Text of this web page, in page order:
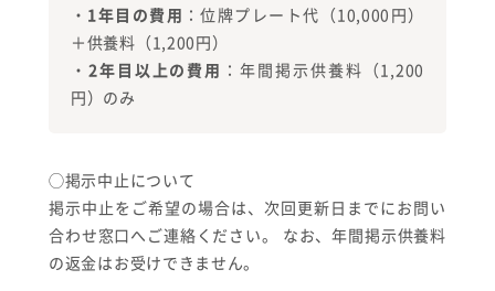
・ 1年目の費用 ：位牌プレート代（10,000円）
＋供養料（1,200円）
・ 2年目以上の費用 ：年間掲示供養料（1,200
円）のみ
◯掲示中止について
掲示中止をご希望の場合は、次回更新日までにお問い
合わせ窓口へご連絡ください。 なお、年間掲示供養料
の返金はお受けできません。